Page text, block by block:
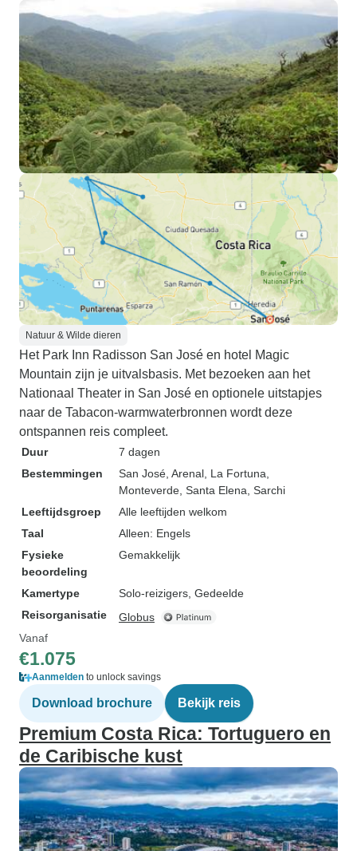
Natuur & Wilde dieren
Het Park Inn Radisson San José en hotel Magic
Mountain zijn je uitvalsbasis. Met bezoeken aan het
Nationaal Theater in San José en optionele uitstapjes
naar de Tabacon-warmwaterbronnen wordt deze
ontspannen reis compleet.
Duur
7 dagen
Bestemmingen
San José , Arenal , La Fortuna
Monteverde , Santa Elena , Sarchi
Leeftijdsgroep
Alle leeftijden welkom
Taal
Alleen: Engels
Fysieke
beoordeling
Gemakkelijk
Kamertype
Solo-reizigers, Gedeelde
Reisorganisatie
Globus
Vanaf
€1.075
Aanmelden to unlock savings
Download brochure Bekijk reis
Premium Costa Rica: Tortuguero en
de Caribische kust